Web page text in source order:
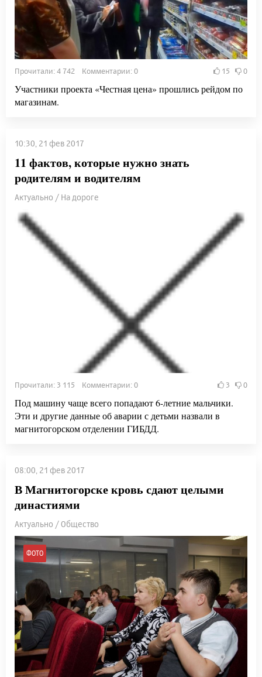
Прочитали: 4 742 Комментарии: 0 15 0
Участники проекта «Честная цена» прошлись рейдом по
магазинам.
10:30, 21 фев 2017
11 фактов, которые нужно знать
родителям и водителям
Актуально / На дороге
Прочитали: 3 115 Комментарии: 0 3 0
Под машину чаще всего попадают 6-летние мальчики.
Эти и другие данные об аварии с детьми назвали в
магнитогорском отделении ГИБДД.
08:00, 21 фев 2017
В Магнитогорске кровь сдают целыми
династиями
Актуально / Общество
ФОТО